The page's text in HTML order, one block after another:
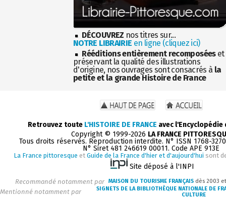
DÉCOUVREZ nos titres sur...
NOTRE LIBRAIRIE en ligne (cliquez ici)
Rééditions entièrement recomposéeset
préservant la qualité des illustrations
d'origine, nos ouvrages sont consacrés à la
petite et la grande Histoire de France
Retrouvez toute L'HISTOIRE DE FRANCE avec
Copyright © 1999-2026 LA FRANCE
Tous droits réservés. Reproduction interdite. N° ISSN 1768-
N° Siret 481 246619 00011. Code APE 913E
La France pittoresque et Guide de la France d'hier et d'aujourd'hui sont
Site déposé à l'INPI
Recommandé notamment par MAISON DU TOURISME FRANÇAIS dès 2003
Mentionné notamment par
SIGNETS DE LA BIBLIOTHÈQUE NATIONALE DE
CULTURE